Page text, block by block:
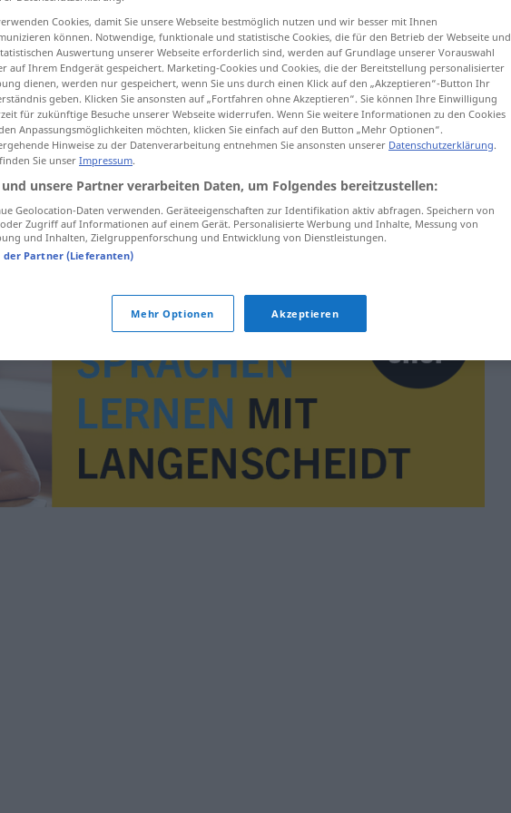
antippen)
Cookies, damit Sie unsere Webseite bestmöglich nutzen und wir besser mit Ihnen
können. Notwendige, funktionale und statistische Cookies, die für den Betrieb der Webseite und
Auswertung unserer Webseite erforderlich sind, werden auf Grundlage unserer Vorauswahl
auf Ihrem Endgerät gespeichert. Marketing-Cookies und Cookies, die der Bereitstellung personalisierter
dienen, werden nur gespeichert, wenn Sie uns durch einen Klick auf den „Akzeptieren“-Button Ihr
geben. Klicken Sie ansonsten auf „Fortfahren ohne Akzeptieren“. Sie können Ihre Einwilligung
für zukünftige Besuche unserer Webseite widerrufen. Wenn Sie weitere Informationen zu den Cookies
Anpassungsmöglichkeiten möchten, klicken Sie einfach auf den Button „Mehr Optionen“.
Hinweise zu der Datenverarbeitung entnehmen Sie ansonsten unserer Datenschutzerklärung.
Sie unser Impressum.
unsere Partner verarbeiten Daten, um Folgendes bereitzustellen:
Geolocation-Daten verwenden. Geräteeigenschaften zur Identifikation aktiv abfragen. Speichern von
Zugriff auf Informationen auf einem Gerät. Personalisierte Werbung und Inhalte, Messung von
und Inhalten, Zielgruppenforschung und Entwicklung von Dienstleistungen.
der Partner (Lieferanten)
Mehr Optionen Akzeptieren